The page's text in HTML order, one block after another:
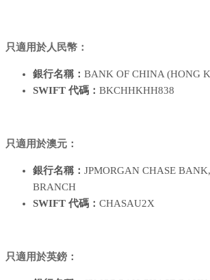
只適用於人民幣：
銀行名稱： BANK OF CHINA (HONG
SWIFT 代碼： BKCHHKHH838
只適用於澳元：
銀行名稱： JPMORGAN CHASE
BRANCH
SWIFT 代碼： CHASAU2X
只適用於英鎊：